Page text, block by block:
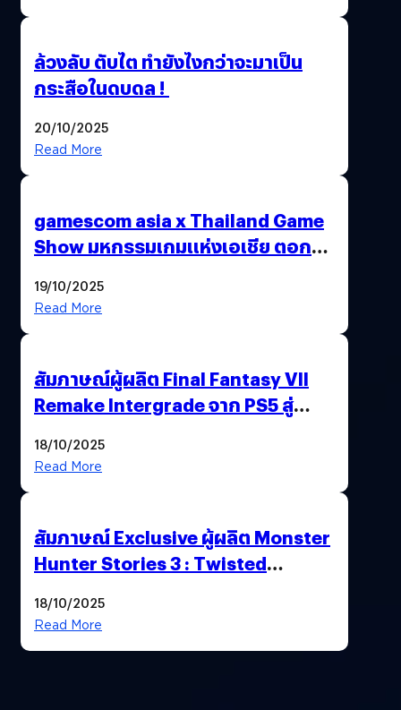
ล้วงลับ ตับไต ทำยังไงกว่าจะมาเป็น
กระสือในดบดล !
20/10/2025
Read More
gamescom asia x Thailand Game
Show มหกรรมเกมแห่งเอเชีย ตอกย้ำ
พาณิชย์ร่วมชูความสำเร็จ
19/10/2025
Read More
สัมภาษณ์ผู้ผลิต Final Fantasy VII
Remake Intergrade จาก PS5 สู่
18/10/2025
Read More
สัมภาษณ์ Exclusive ผู้ผลิต Monster
Hunter Stories 3 : Twisted
สวยฉ่ำ !
18/10/2025
Read More